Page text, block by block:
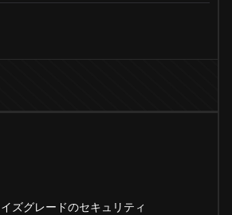
ズグレードのセキュリティ